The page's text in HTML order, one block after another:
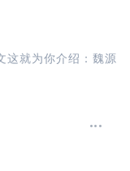
这就为你介绍：魏源